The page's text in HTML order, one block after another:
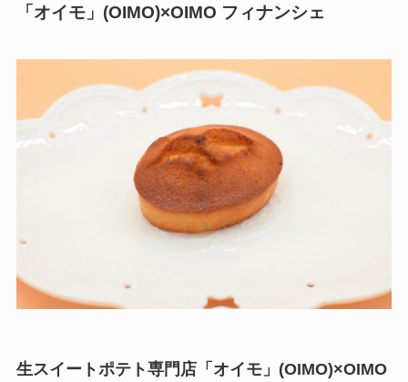
「オイモ」(OIMO)×OIMO フィナンシェ
生スイートポテト専門店「オイモ」(OIMO)×OIMO